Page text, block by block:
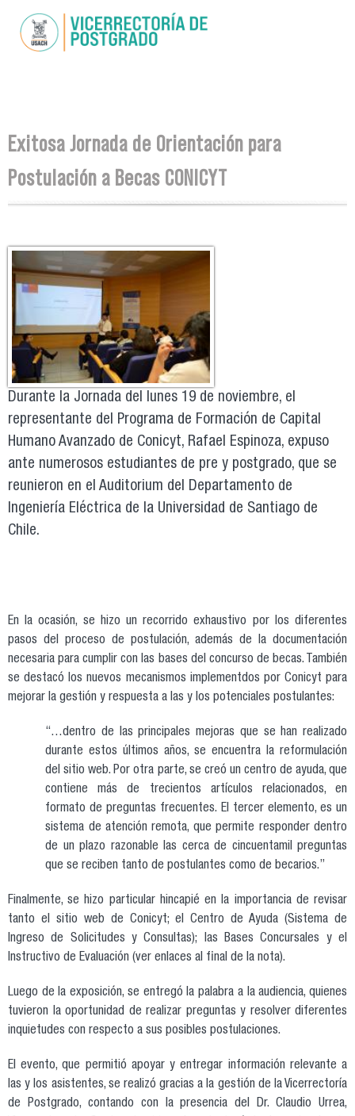
main
You are here
Exitosa Jornada de Orientación para
Postulación a Becas CONICYT
Durante la Jornada del lunes 19 de noviembre, el
representante del Programa de Formación de Capital
Humano Avanzado de Conicyt, Rafael Espinoza, expuso
ante numerosos estudiantes de pre y postgrado, que se
reunieron en el Auditorium del Departamento de
Ingeniería Eléctrica de la Universidad de Santiago de
Chile.
En la ocasión, se hizo un recorrido exhaustivo por los diferentes
pasos del proceso de postulación, además de la documentación
necesaria para cumplir con las bases del concurso de becas. También
se destacó los nuevos mecanismos implementdos por Conicyt para
mejorar la gestión y respuesta a las y los potenciales postulantes:
“…dentro de las principales mejoras que se han realizado
durante estos últimos años, se encuentra la reformulación
del sitio web. Por otra parte, se creó un centro de ayuda, que
contiene más de trecientos artículos relacionados, en
formato de preguntas frecuentes. El tercer elemento, es un
sistema de atención remota, que permite responder dentro
de un plazo razonable las cerca de cincuentamil preguntas
que se reciben tanto de postulantes como de becarios.”
Finalmente, se hizo particular hincapié en la importancia de revisar
tanto el sitio web de Conicyt; el Centro de Ayuda (Sistema de
Ingreso de Solicitudes y Consultas); las Bases Concursales y el
Instructivo de Evaluación (ver enlaces al final de la nota).
Luego de la exposición, se entregó la palabra a la audiencia, quienes
tuvieron la oportunidad de realizar preguntas y resolver diferentes
inquietudes con respecto a sus posibles postulaciones.
El evento, que permitió apoyar y entregar información relevante a
las y los asistentes, se realizó gracias a la gestión de la Vicerrectoría
de Postgrado, contando con la presencia del Dr. Claudio Urrea,